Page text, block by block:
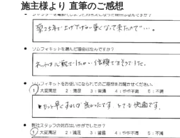
施主様より 直筆のご感想